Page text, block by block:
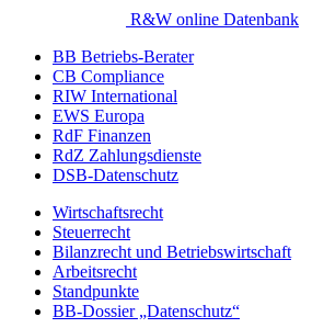
R&W online Datenbank
BB Betriebs-Berater
CB Compliance
RIW International
EWS Europa
RdF Finanzen
RdZ Zahlungsdienste
DSB-Datenschutz
Wirtschaftsrecht
Steuerrecht
Bilanzrecht und Betriebswirtschaft
Arbeitsrecht
Standpunkte
BB-Dossier „Datenschutz“